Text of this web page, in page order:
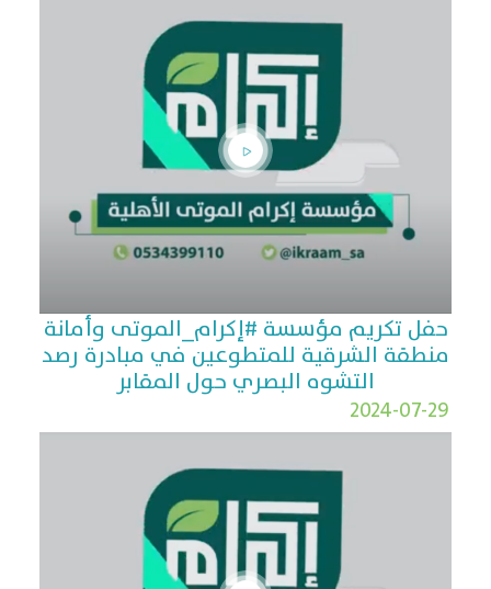
حفل تكريم مؤسسة #إكرام_الموتى وأمانة
منطقة الشرقية للمتطوعين في مبادرة رصد
التشوه البصري حول المقابر
2024-07-29